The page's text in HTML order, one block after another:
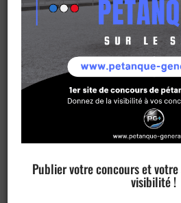
Publier votre concours et
visibilité !